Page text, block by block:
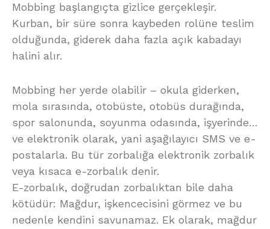
Mobbing başlangıçta gizlice gerçekleşir.
Kurban, bir süre sonra kaybeden rolüne teslim
olduğunda, giderek daha fazla açık kabadayı
halini alır.
Mobbing her yerde olabilir – okula giderken,
mola sırasında, otobüste, otobüs durağında,
spor salonunda, soyunma odasında, işyerinde…
ve elektronik olarak, yani aşağılayıcı SMS ve e-
postalarla. Bu tür zorbalığa elektronik zorbalık
veya kısaca e-zorbalık denir.
E-zorbalık, doğrudan zorbalıktan bile daha
kötüdür: Mağdur, işkencecisini görmez ve bu
nedenle kendini savunamaz. Ek olarak, mağdur